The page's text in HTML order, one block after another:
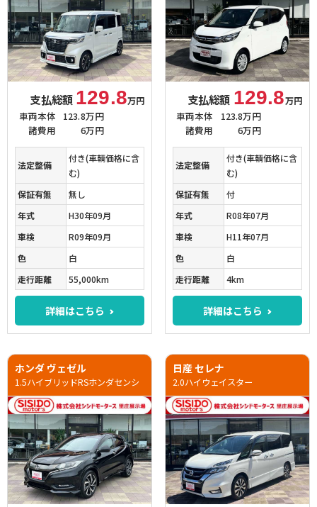
支払総額 129.8万円
車両本体
123.8万円
諸費用
6万円
法定整備
付き(車輌価格に含
む)
保証有無
無し
年式
H30年09月
車検
R09年09月
色
白
走行距離
55,000km
詳細はこちら
支払総額 129.8万円
車両本体
123.8万円
諸費用
6万円
法定整備
付き(車輌価格に含
む)
保証有無
付
年式
R08年07月
車検
H11年07月
色
白
走行距離
4km
詳細はこちら
ホンダ ヴェゼル
1.5ハイブリッドRSホンダセンシ
日産 セレナ
2.0ハイウェイスター